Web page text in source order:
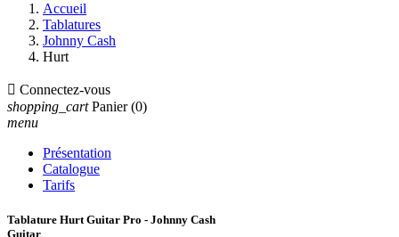
Accueil
Tablatures
Johnny Cash
Hurt
 Connectez-vous
shopping_cart Panier (0)
menu
Présentation
Catalogue
Tarifs
Tablature Hurt Guitar Pro - Johnny Cash
Guitar